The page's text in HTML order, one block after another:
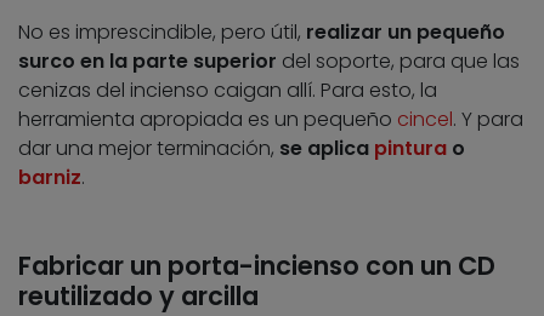
No es imprescindible, pero útil, realizar un pequeño
surco en la parte superior del soporte, para que las
cenizas del incienso caigan allí. Para esto, la
herramienta apropiada es un pequeño cincel. Y para
dar una mejor terminación, se aplica pintura o
barniz.
Fabricar un porta-incienso con un CD
reutilizado y arcilla